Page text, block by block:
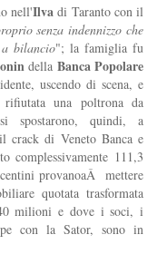
nell'Ilva di Taranto con il
senza indennizzo che
bilancio"; la famiglia fu
della Banca Popolare
uscendo di scena, e
una poltrona da
spostarono, quindi, a
crack di Veneto Banca e
complessivamente 111,3
provanoaÂ mettere
quotata trasformata
milioni e dove i soci, i
con la Sator, sono in